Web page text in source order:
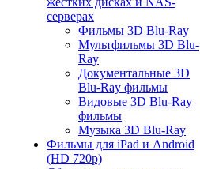
серверах
Фильмы 3D Blu-Ray
Мультфильмы 3D Blu-
Ray
Документальные 3D
Blu-Ray фильмы
Видовые 3D Blu-Ray
фильмы
Музыка 3D Blu-Ray
Фильмы для iPad и Android
(HD 720p)